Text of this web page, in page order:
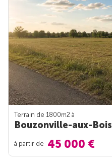
Terrain de 1800m2 à
Bouzonville-aux-Bois
à partir de 45 000 €